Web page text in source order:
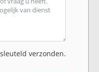
verzonden.